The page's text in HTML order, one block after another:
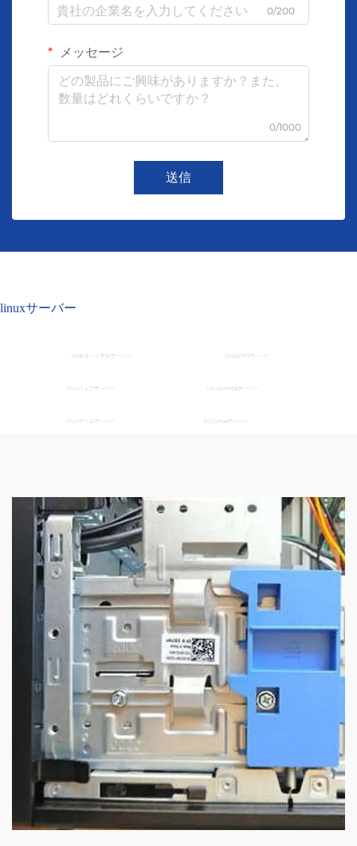
0/200
メッセージ
0/1000
送信
linuxサーバー
linuxターミナルサーバー linuxDNSサーバー
linuxウェブサーバー linuxSambaサーバー
linuxゲームサーバー 小型Linuxサーバー